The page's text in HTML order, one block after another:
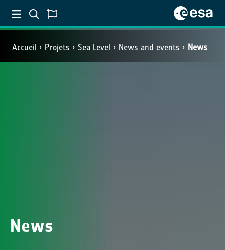
Accueil Projets Sea Level News and events News
News